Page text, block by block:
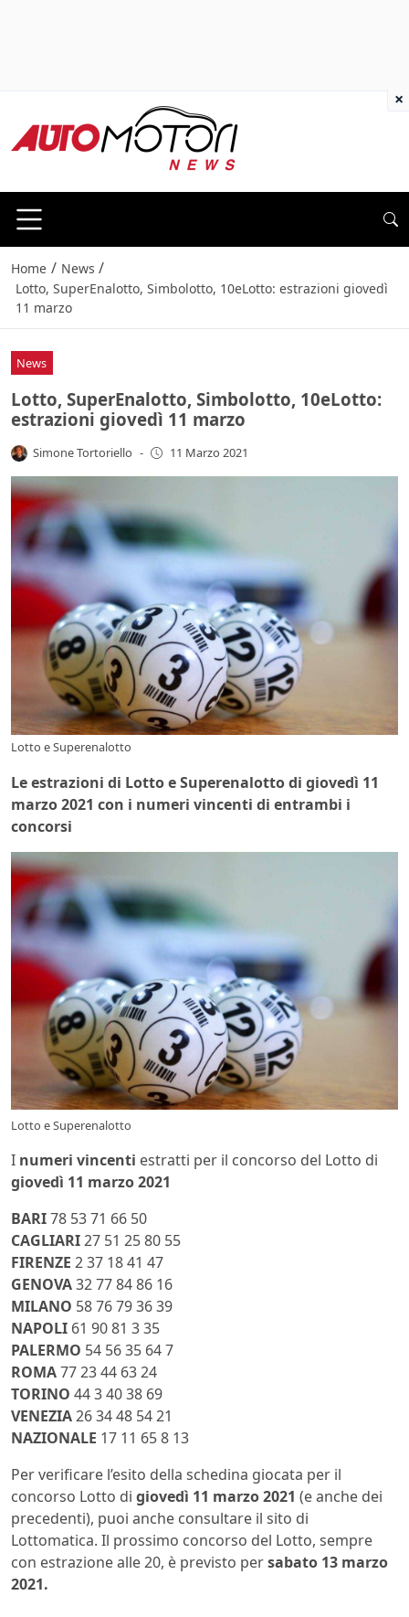
Home / News /
Lotto, SuperEnalotto, Simbolotto, 10eLotto: estrazioni giovedì
11 marzo
News
Lotto, SuperEnalotto, Simbolotto, 10eLotto:
estrazioni giovedì 11 marzo
Simone Tortoriello - 11 Marzo 2021
Lotto e Superenalotto
Le estrazioni di Lotto e Superenalotto di giovedì 11
marzo 2021 con i numeri vincenti di entrambi i
concorsi
Lotto e Superenalotto
I numeri vincenti estratti per il concorso del Lotto di
giovedì 11 marzo 2021
BARI78 53 71 66 50
CAGLIARI27 51 25 80 55
FIRENZE 2 37 18 41 47
GENOVA32 77 84 86 16
MILANO 58 76 79 36 39
NAPOLI 61 90 81 3 35
PALERMO 54 56 35 64 7
ROMA77 23 44 63 24
TORINO 44 3 40 38 69
VENEZIA26 34 48 54 21
NAZIONALE 17 11 65 8 13
Per verificare l’esito della schedina giocata per il
concorso Lotto di giovedì 11 marzo2021 (e anche dei
precedenti), puoi anche consultare il sito di
Lottomatica. Il prossimo concorso del Lotto, sempre
con estrazione alle 20, è previsto persabato 13 marzo
2021.
×